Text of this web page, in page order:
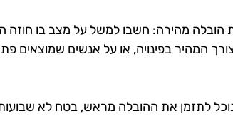
הובלה מהירה: חשבו למשל על מצב בו חוזה
המהיר בפינויה, או על אנשים
לתזמן את ההובלה מראש, בטח לא